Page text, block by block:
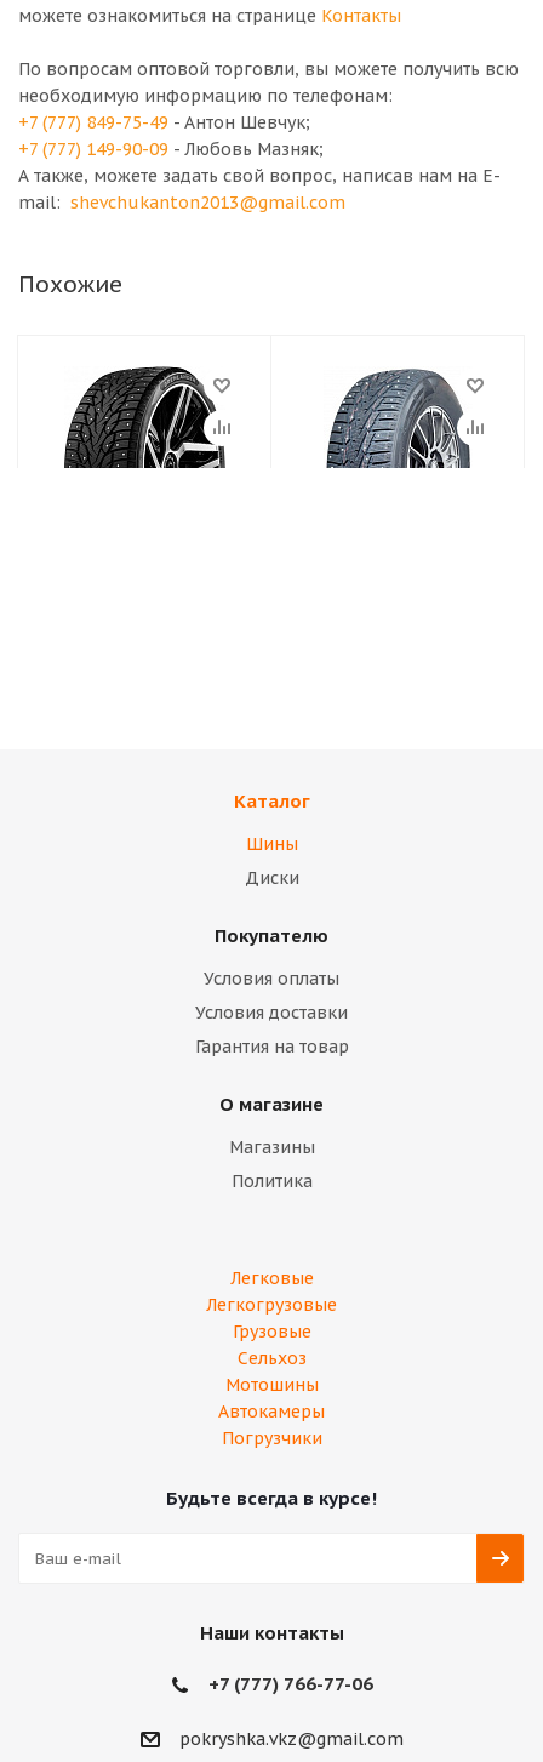
можете ознакомиться на странице Контакты
По вопросам оптовой торговли, вы можете получить всю
необходимую информацию по телефонам:
+7 (777) 849-75-49 - Антон Шевчук;
+7 (777) 149-90-09 - Любовь Мазняк;
А также, можете задать свой вопрос, написав нам на E-
mail: shevchukanton2013@gmail.com
Похожие
Каталог
Шины
Диски
Покупателю
Условия оплаты
Условия доставки
Гарантия на товар
О магазине
Магазины
Политика
Легковые
Легкогрузовые
Грузовые
Сельхоз
Мотошины
Автокамеры
Погрузчики
Будьте всегда в курсе!
Наши контакты
+7 (777) 766-77-06
‎pokryshka.vkz@gmail.com